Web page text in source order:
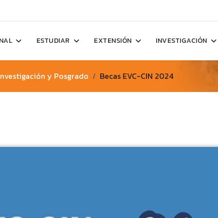
ESTUDIAR EXTENSIÓN INVESTIGACIÓN
y Posgrado Becas EVC-CIN 2024